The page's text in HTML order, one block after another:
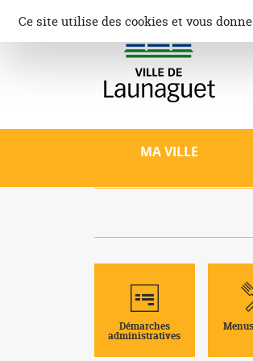
contenu
MA VILLE
Démarches
administratives
Ce site utilise des cookies et vous